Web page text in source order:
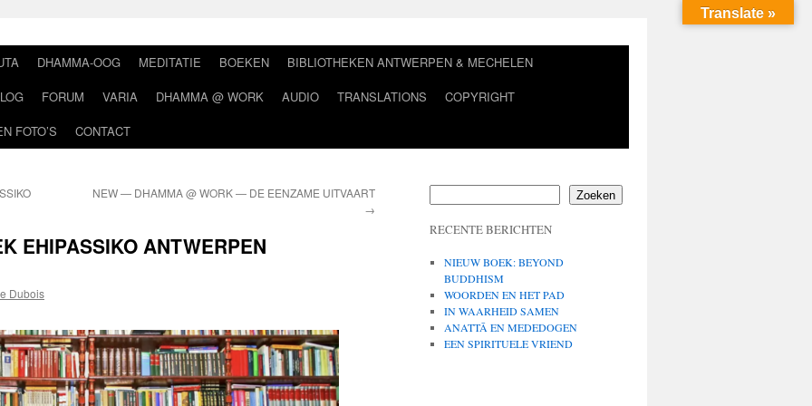
DHAMMA-OOG MEDITATIE BOEKEN
BIBLIOTHEKEN ANTWERPEN & MECHELEN
FORUM VARIA DHAMMA @ WORK AUDIO TRANSLATIONS
COPYRIGHT
FOTO’S CONTACT
NEW — DHAMMA @ WORK — DE EENZAME UITVAART
→
EHIPASSIKO ANTWERPEN
Dubois
Zoeken
RECENTE BERICHTEN
NIEUW BOEK: BEYOND
BUDDHISM
WOORDEN EN HET PAD
IN WAARHEID SAMEN
ANATTĀ EN MEDEDOGEN
EEN SPIRITUELE VRIEND
Translate »